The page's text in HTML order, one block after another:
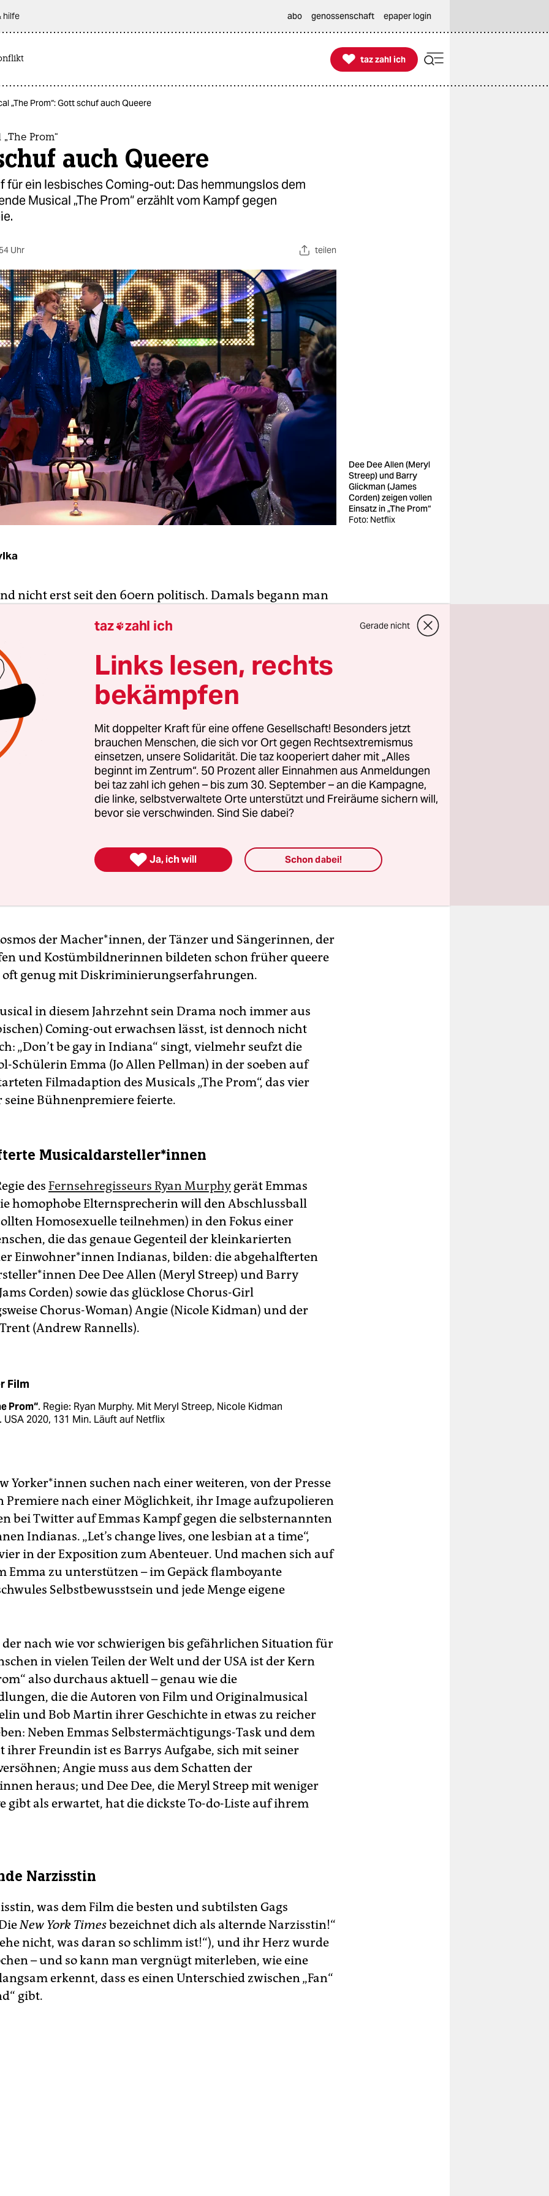
hilfe abo genossenschaft epaper login

taz zahl ich
taz zahl ich
„The Prom“: Gott schuf auch Queere
Prom“
auch Queere
für ein lesbisches Coming-out: Das hemmungslos dem
Musical „The Prom“ erzählt vom Kampf gegen
Uhr teilen
Dee Dee Allen (Meryl
Streep) und Barry
Glickman (James
Corden) zeigen vollen
Einsatz in „The Prom“
Foto: Netflix
nicht erst seit den 60ern politisch. Damals begann man
Inhalten auf der Seele brannte: „I’m black/
I’m pink, I’m pink/ I’m Rinso white/ I’m invisble /Ain't got
So/ Ain't got no shoes – Poor“, so beginnt „I’m Black“ aus
Musical „Hair“
der Macher*innen, der Tänzer und Sängerinnen, der
und Kostümbildnerinnen bildeten schon früher queere
oft genug mit Diskriminierungserfahrungen.
in diesem Jahrzehnt sein Drama noch immer aus
Coming-out erwachsen lässt, ist dennoch nicht
„Don’t be gay in Indiana“ singt, vielmehr seufzt die
Schülerin Emma (Jo Allen Pellman) in der soeben auf
Filmadaption des Musicals „The Prom“, das vier
seine Bühnenpremiere feierte.
Musicaldarsteller*innen
des Fernsehregisseurs Ryan Murphy gerät Emmas
homophobe Elternsprecherin will den Abschlussball
Homosexuelle teilnehmen) in den Fokus einer
die das genaue Gegenteil der kleinkarierten
Einwohner*innen Indianas, bilden: die abgehalfterten
Dee Dee Allen (Meryl Streep) und Barry
Corden) sowie das glücklose Chorus-Girl
Chorus-Woman) Angie (Nicole Kidman) und der
(Andrew Rannells).
Film
Prom“. Regie: Ryan Murphy. Mit Meryl Streep, Nicole Kidman
USA 2020, 131 Min. Läuft auf Netflix
Yorker*innen suchen nach einer weiteren, von der Presse
Premiere nach einer Möglichkeit, ihr Image aufzupolieren
bei Twitter auf Emmas Kampf gegen die selbsternannten
Indianas. „Let’s change lives, one lesbian at a time“,
in der Exposition zum Abenteuer. Und machen sich auf
Emma zu unterstützen – im Gepäck flamboyante
Selbstbewusstsein und jede Menge eigene
der nach wie vor schwierigen bis gefährlichen Situation für
in vielen Teilen der Welt und der USA ist der Kern
also durchaus aktuell – genau wie die
die die Autoren von Film und Originalmusical
und Bob Martin ihrer Geschichte in etwas zu reicher
Neben Emmas Selbstermächtigungs-Task und dem
ihrer Freundin ist es Barrys Aufgabe, sich mit seiner
Angie muss aus dem Schatten der
heraus; und Dee Dee, die Meryl Streep mit weniger
gibt als erwartet, hat die dickste To-do-Liste auf ihrem
Narzisstin
was dem Film die besten und subtilsten Gags
New York Timesbezeichnet dich als alternde Narzisstin!“
nicht, was daran so schlimm ist!“), und ihr Herz wurde
– und so kann man vergnügt miterleben, wie eine
erkennt, dass es einen Unterschied zwischen „Fan“
gibt.
taz zahl ich Gerade nicht
Links lesen, rechts
bekämpfen
Mit doppelter Kraft für eine offene Gesellschaft! Besonders jetzt
brauchen Menschen, die sich vor Ort gegen Rechtsextremismus
einsetzen, unsere Solidarität. Die taz kooperiert daher mit „Alles
beginnt im Zentrum“. 50 Prozent aller Einnahmen aus Anmeldungen
bei taz zahl ich gehen – bis zum 30. September – an die Kampagne,
die linke, selbstverwaltete Orte unterstützt und Freiräume sichern will,
bevor sie verschwinden. Sind Sie dabei?
 Ja, ich will Schon dabei!